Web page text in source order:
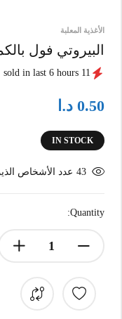
الأغذية المعلبة
البيروتي فول بالكمون
11 sold in last 6 hours
0.50 د.ا
IN STOCK
43 عدد الأشخاص
Quantity: